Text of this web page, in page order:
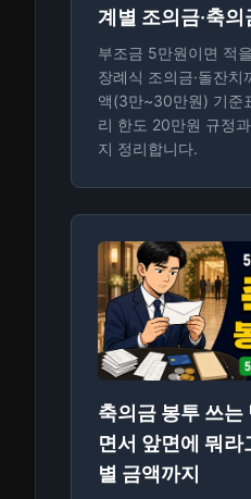
계별 조의금·축
부조금 5만원이면 적
장례식 조의금·돌잔
액(3만~30만원) 기준
리 한도 20만원 규정
지 정리합니다.
축의금 봉투 쓰는
면서 앞면에 뭐라
별 금액까지